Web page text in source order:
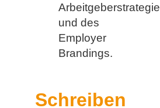
Arbeitgeberstrategie
und des
Employer
Brandings.
Schreiben